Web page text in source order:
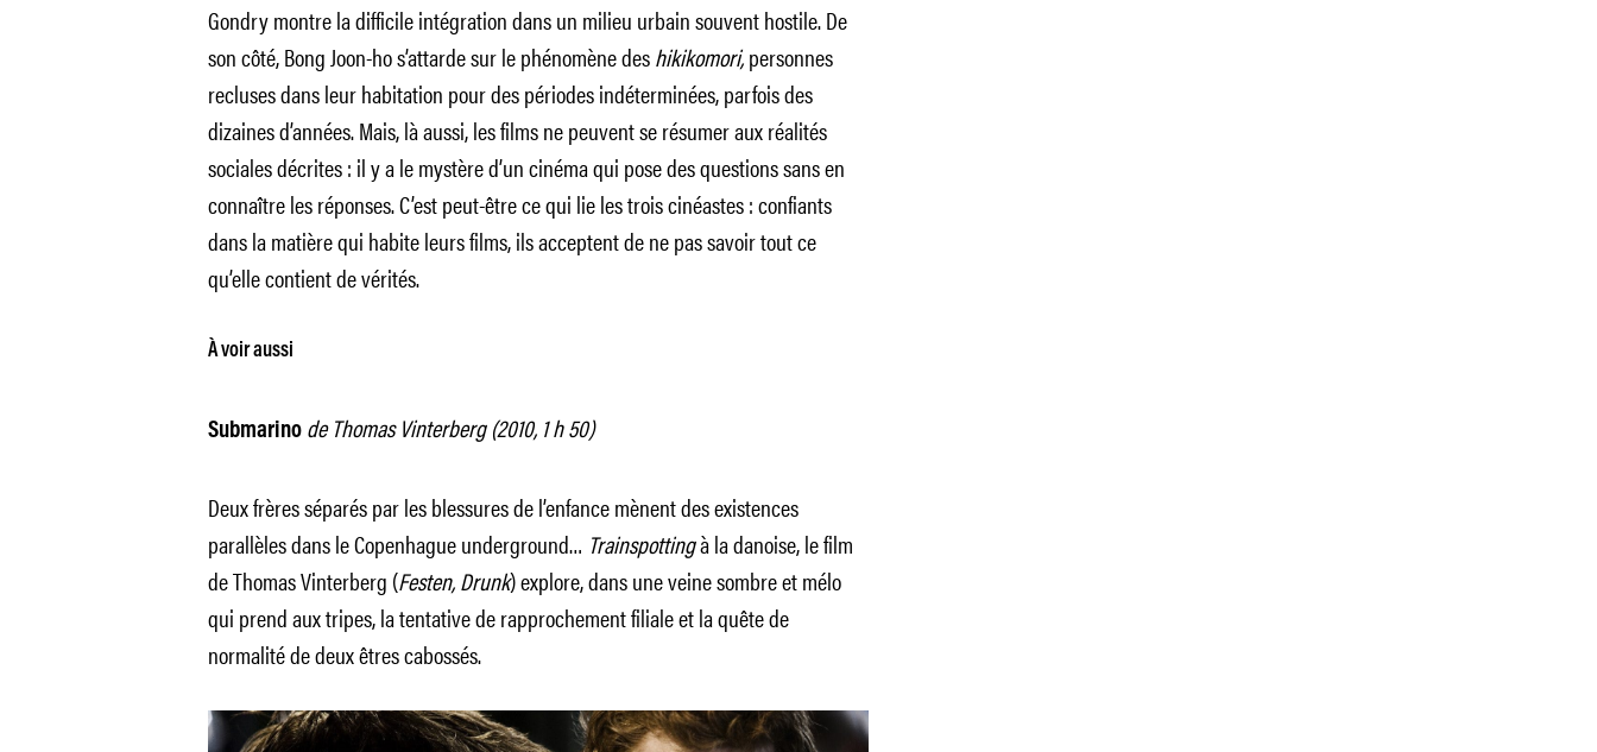
Gondry montre la difficile intégration dans un milieu urbain souvent hostile. De
son côté, Bong Joon-ho s’attarde sur le phénomène deshikikomori,personnes
recluses dans leur habitation pour des périodes indéterminées, parfois des
dizaines d’années. Mais, là aussi, les films ne peuvent se résumer aux réalités
sociales décrites : il y a le mystère d’un cinéma qui pose des questions sans en
connaître les réponses. C’est peut-être ce qui lie les trois cinéastes : confiants
dans la matière qui habite leurs films, ils acceptent de ne pas savoir tout ce
qu’elle contient de vérités.
À voir aussi
Submarino de Thomas Vinterberg (2010, 1 h 50)
Deux frères séparés par les blessures de l’enfance mènent des existences
parallèles dans le Copenhague underground… Trainspottingà la danoise, le film
de Thomas Vinterberg (Festen, Drunk) explore, dans une veine sombre et mélo
qui prend aux tripes, la tentative de rapprochement filiale et la quête de
normalité de deux êtres cabossés.